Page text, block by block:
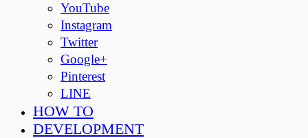
YouTube
Instagram
Twitter
Google+
Pinterest
LINE
HOW TO
DEVELOPMENT